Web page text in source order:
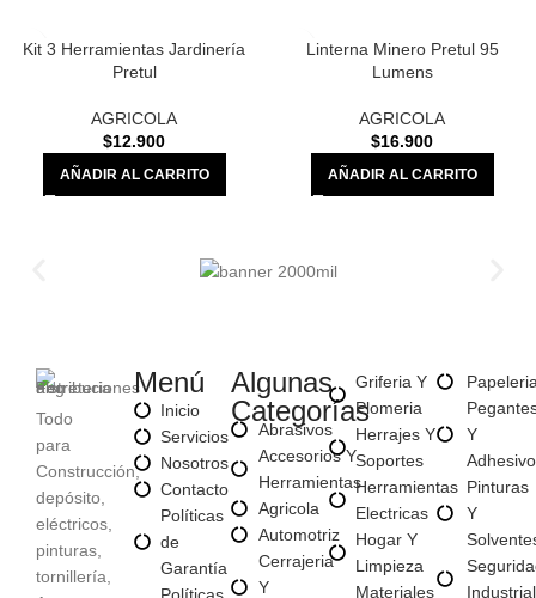
Kit 3 Herramientas Jardinería
Pretul
AGRICOLA
$12.900
AÑADIR AL CARRITO
Linterna Minero Pretul 95
Lumens
AGRICOLA
$16.900
AÑADIR AL CARRITO
Todo
para
Construcción,
depósito,
eléctricos,
pinturas,
tornillería,
Menú
Inicio
Servicios
Nosotros
Contacto
Políticas
de
Garantía
Políticas
Algunas
Categorías
Abrasivos
Accesorios Y
Herramientas
Agricola
Automotriz
Cerrajeria
Y
Griferia Y
Plomeria
Herrajes Y
Soportes
Herramientas
Electricas
Hogar Y
Limpieza
Materiales
Y
Pinturas
Y
Industrial